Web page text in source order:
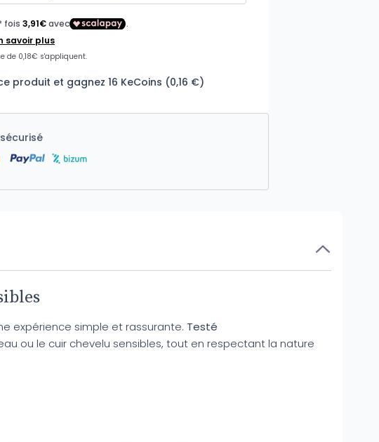
produit et gagnez 16 KeCoins (0,16 €)
expérience simple et rassurante. Testé
ou le cuir chevelu sensibles, tout en respectant la nature